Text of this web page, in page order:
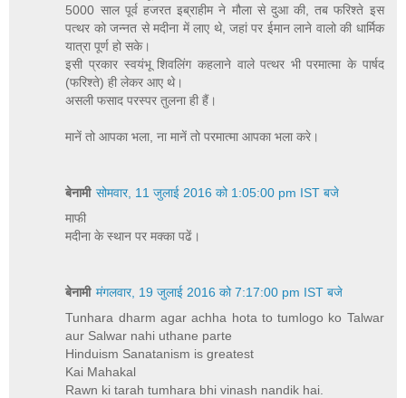
5000 साल पूर्व हजरत इब्राहीम ने मौला से दुआ की, तब फरिश्ते इस
पत्थर को जन्नत से मदीना में लाए थे, जहां पर ईमान लाने वालो की धार्मिक
यात्रा पूर्ण हो सके।
इसी प्रकार स्वयंभू शिवलिंग कहलाने वाले पत्थर भी परमात्मा के पार्षद
(फरिश्ते) ही लेकर आए थे।
असली फसाद परस्पर तुलना ही हैं।
मानें तो आपका भला, ना मानें तो परमात्मा आपका भला करे।
बेनामी सोमवार, 11 जुलाई 2016 को 1:05:00 pm IST बजे
माफी
मदीना के स्थान पर मक्का पढें।
बेनामी मंगलवार, 19 जुलाई 2016 को 7:17:00 pm IST बजे
Tunhara dharm agar achha hota to tumlogo ko Talwar
aur Salwar nahi uthane parte
Hinduism Sanatanism is greatest
Kai Mahakal
Rawn ki tarah tumhara bhi vinash nandik hai.